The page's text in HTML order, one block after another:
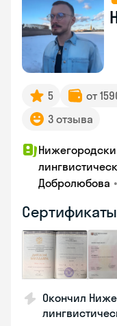
5 от
3 отзыва
Добролюбова •
Сертификаты
Окончил